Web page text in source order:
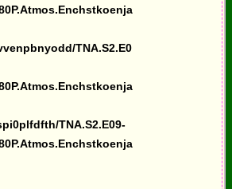
TNA.S2.E0
TNA.S2.E09-